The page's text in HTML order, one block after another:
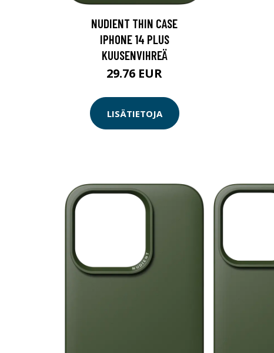
NUDIENT THIN CASE
IPHONE 14 PLUS
KUUSENVIHREÄ
29.76 EUR
LISÄTIETOJA